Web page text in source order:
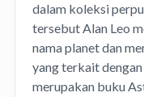
dalam koleksi
tersebut Alan Leo
nama planet dan
yang terkait
merupakan buku